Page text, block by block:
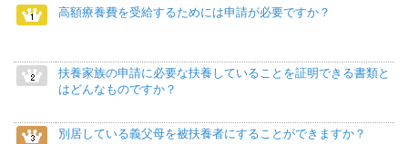
高額療養費を受給するためには申請が必要ですか？
扶養家族の申請に必要な扶養していることを証明できる書類と
はどんなものですか？
別居している義父母を被扶養者にすることができますか？